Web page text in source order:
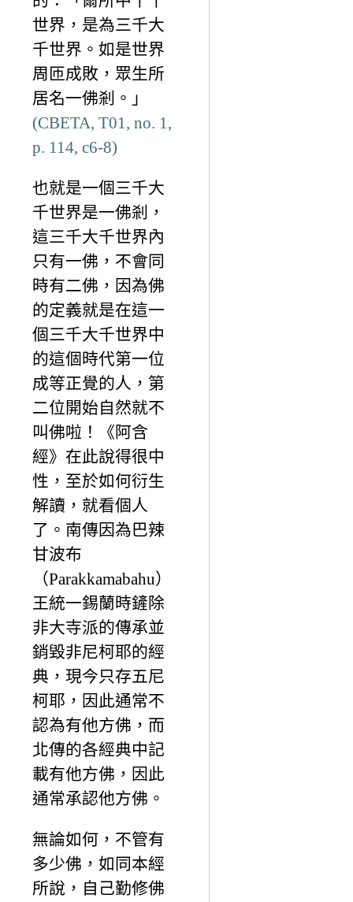
世界，是為三千大
千世界。如是世界
周匝成敗，眾生所
居名一佛剎。」
(CBETA, T01, no. 1,
p. 114, c6-8)
也就是一個三千大
千世界是一佛剎，
這三千大千世界內
只有一佛，不會同
時有二佛，因為佛
的定義就是在這一
個三千大千世界中
的這個時代第一位
成等正覺的人，第
二位開始自然就不
叫佛啦！《阿含
經》在此說得很中
性，至於如何衍生
解讀，就看個人
了。南傳因為巴辣
甘波布
（Parakkamabahu）
王統一錫蘭時鏟除
非大寺派的傳承並
銷毀非尼柯耶的經
典，現今只存五尼
柯耶，因此通常不
認為有他方佛，而
北傳的各經典中記
載有他方佛，因此
通常承認他方佛。
無論如何，不管有
多少佛，如同本經
所說，自己勤修佛